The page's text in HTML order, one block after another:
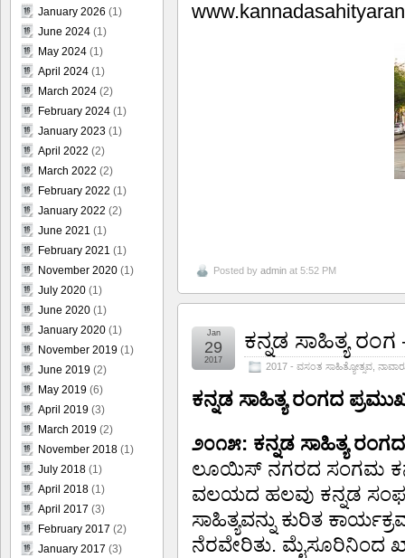
Posted by admin at 5:52 PM
ಕನ್ನಡ ಸಾಹಿತ್ಯ
2017 - ವಸಂತ ಸಾಹಿತ್ಯೋತ್ಸವ
Jan
29
2017
ಕನ್ನಡ ಸಾಹಿತ್ಯ ರಂಗದ
೨೦೧೫: ಕನ್ನಡ ಸಾಹಿತ್ಯ
ಲೂಯಿಸ್ ನಗರದ ಸಂಗಮ
ವಲಯದ ಹಲವು ಕನ್ನಡ
ಸಾಹಿತ್ಯವನ್ನು ಕುರಿತ
ನೆರವೇರಿತು. ಮೈಸೂರಿನಿಂದ
January 2026 (1)
June 2024 (1)
May 2024 (1)
April 2024 (1)
March 2024 (2)
February 2024 (1)
January 2023 (1)
April 2022 (2)
March 2022 (2)
February 2022 (1)
January 2022 (2)
June 2021 (1)
February 2021 (1)
November 2020 (1)
July 2020 (1)
June 2020 (1)
January 2020 (1)
November 2019 (1)
June 2019 (2)
May 2019 (6)
April 2019 (3)
March 2019 (2)
November 2018 (1)
July 2018 (1)
April 2018 (1)
April 2017 (3)
February 2017 (2)
January 2017 (3)